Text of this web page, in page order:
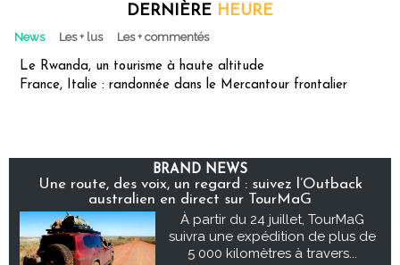
DERNIÈRE HEURE
News Les + lus Les + commentés
Le Rwanda, un tourisme à haute altitude
France, Italie : randonnée dans le Mercantour frontalier
BRAND NEWS
Une route, des voix, un regard : suivez l’Outback
australien en direct sur TourMaG
À partir du 24 juillet, TourMaG
suivra une expédition de plus de
5 000 kilomètres à travers...